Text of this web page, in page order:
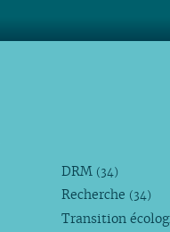
DRM (34)
Recherche (34)
Transition